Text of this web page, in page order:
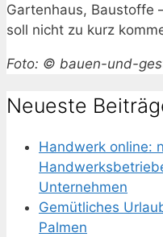
Gartenhaus, Baustoffe
soll nicht zu kurz
Foto: © bauen-und-
Neueste
Handwerk online:
Unternehmen
Gemütliches
Palmen